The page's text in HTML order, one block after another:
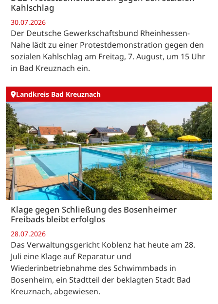
Kahlschlag
30.07.2026
Der Deutsche Gewerkschaftsbund Rheinhessen-
Nahe lädt zu einer Protestdemonstration gegen den
sozialen Kahlschlag am Freitag, 7. August, um 15 Uhr
in Bad Kreuznach ein.
Landkreis Bad Kreuznach
Klage gegen Schließung des Bosenheimer
Freibads bleibt erfolglos
28.07.2026
Das Verwaltungsgericht Koblenz hat heute am 28.
Juli eine Klage auf Reparatur und
Wiederinbetriebnahme des Schwimmbads in
Bosenheim, ein Stadtteil der beklagten Stadt Bad
Kreuznach, abgewiesen.